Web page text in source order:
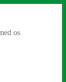
os